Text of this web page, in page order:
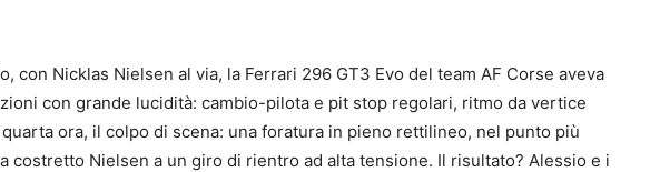
con Nicklas Nielsen al via, la Ferrari 296 GT3 Evo del team AF Corse aveva
con grande lucidità: cambio-pilota e pit stop regolari, ritmo da vertice
ora, il colpo di scena: una foratura in pieno rettilineo, nel punto più
costretto Nielsen a un giro di rientro ad alta tensione. Il risultato? Alessio e i